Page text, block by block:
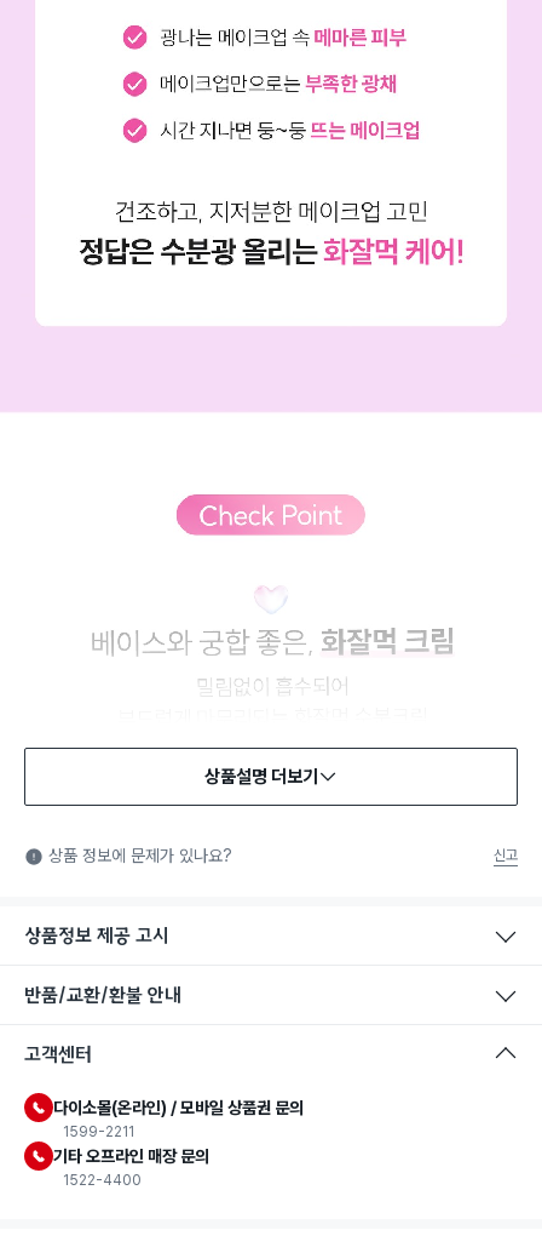
상품설명 더보기
상품 정보에 문제가 있나요? 신고
상품정보 제공 고시
반품/교환/환불 안내
고객센터
다이소몰(온라인) / 모바일 상품권 문의
1599-2211
기타 오프라인 매장 문의
1522-4400